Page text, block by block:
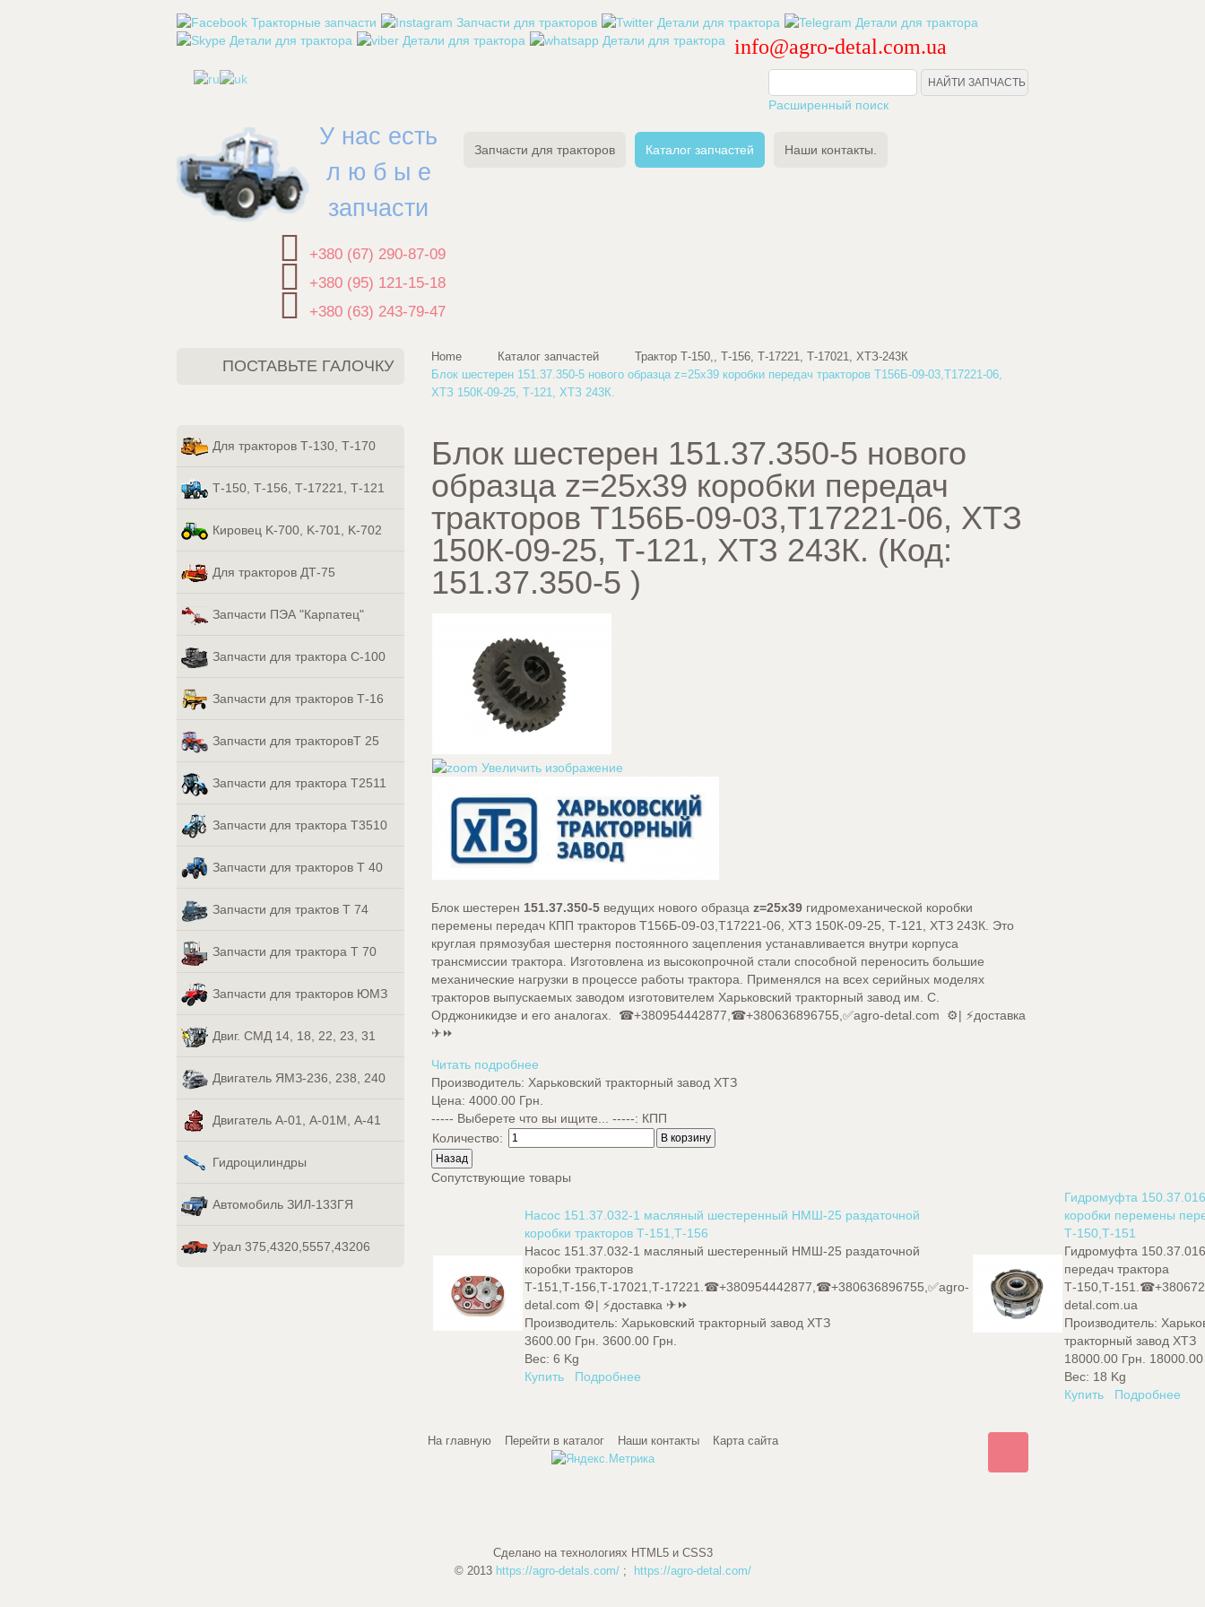
info@agro-detal.com.ua
Расширенный поиск
У нас есть
л ю б ы е
запчасти
+380 (67) 290-87-09
+380 (95) 121-15-18
+380 (63) 243-79-47
Запчасти для тракторов Каталог запчастей Наши контакты.
Home Каталог запчастей
Трактор Т-150,, Т-156, Т-17221, Т-17021, ХТЗ-243К
Блок шестерен 151.37.350-5 нового образца z=25х39 коробки передач тракторов Т156Б-09-03,Т17221-06,
ХТЗ 150К-09-25, Т-121, ХТЗ 243К.
Блок шестерен 151.37.350-5 нового
образца z=25х39 коробки передач
тракторов Т156Б-09-03,Т17221-06, ХТЗ
150К-09-25, Т-121, ХТЗ 243К. (Код:
151.37.350-5)
Увеличить изображение
Блок шестерен 151.37.350-5 ведущих нового образцаz=25х39 гидромеханической коробки
перемены передач КПП тракторов Т156Б-09-03,Т17221-06, ХТЗ 150К-09-25, Т-121, ХТЗ 243К. Это
круглая прямозубая шестерня постоянного зацепления устанавливается внутри корпуса
трансмиссии трактора. Изготовлена из высокопрочной стали способной переносить большие
механические нагрузки в процессе работы трактора. Применялся на всех серийных моделях
тракторов выпускаемых заводом изготовителем Харьковский тракторный завод им. С.
Орджоникидзе и его аналогах. ☎+380954442877,☎+380636896755,✅agro-detal.com ⚙️| ⚡доставка
✈⏩
Читать подробнее
Производитель: Харьковский тракторный завод ХТЗ
Цена:4000.00 Грн.
----- Выберете что вы ищите... -----: КПП
Количество:
Сопутствующие товары
Насос 151.37.032-1 масляный шестеренный НМШ-25 раздаточной
коробки тракторов Т-151,Т-156
Насос 151.37.032-1 масляный шестеренный НМШ-25 раздаточной
коробки тракторов
Т-151,Т-156,Т-17021,Т-17221.☎+380954442877,☎+380636896755,✅agro-
detal.com ⚙️| ⚡доставка ✈⏩
Производитель:Харьковский тракторный завод ХТЗ
3600.00 Грн. 3600.00 Грн.
Вес:6 Kg
Купить
Подробнее
Гидромуфта
коробки перемены
Т-150,Т-151
Гидромуфта
передач трактора
Т-150,Т-
detal.com.ua
Производитель:
тракторный завод ХТЗ
18000.00 Грн.
Вес: 18 Kg
Купить
Подробнее
ПОСТАВЬТЕ ГАЛОЧКУ
Для тракторов Т-130, Т-170
Т-150, Т-156, Т-17221, Т-121
Кировец K-700, K-701, K-702
Для тракторов ДТ-75
Запчасти ПЭА "Карпатец"
Запчасти для трактора С-100
Запчасти для тракторов Т-16
Запчасти для тракторовТ 25
Запчасти для трактора Т2511
Запчасти для трактора Т3510
Запчасти для тракторов Т 40
Запчасти для трактов Т 74
Запчасти для трактора Т 70
Запчасти для тракторов ЮМЗ
Двиг. СМД 14, 18, 22, 23, 31
Двигатель ЯМЗ-236, 238, 240
Двигатель А-01, А-01М, А-41
Гидроцилиндры
Автомобиль ЗИЛ-133ГЯ
Урал 375,4320,5557,43206
На главную Перейти в каталог Наши контакты Карта сайта
Сделано на технологиях HTML5 и CSS3
© 2013 https://agro-detals.com/; https://agro-detal.com/